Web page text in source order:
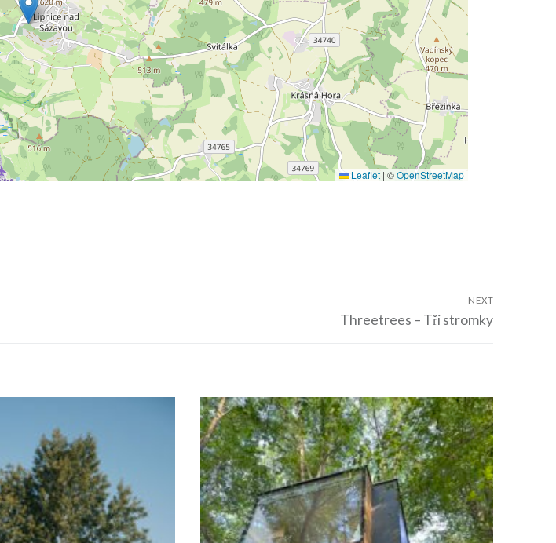
Leaflet | ©OpenStreetMap
NEXT
Threetrees – Tři stromky